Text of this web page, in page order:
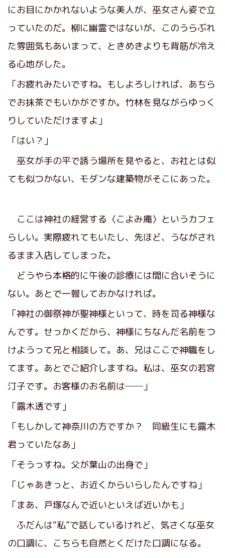
にお目にかかれないような美人が、巫女さん姿で立
っていたのだ。柳に幽霊ではないが、このうらぶれ
た雰囲気もあいまって、ときめきよりも背筋が冷え
る心地がした。
「お疲れみたいですね。もしよろしければ、あちら
でお抹茶でもいかがですか。竹林を見ながらゆっく
りしていただけますよ」
「はい？」
巫女が手の平で誘う場所を見やると、お社とは似
ても似つかない、モダンな建築物がそこにあった。
ここは神社の経営する〈こよみ庵〉というカフェ
らしい。実際疲れてもいたし、先ほど、うながされ
るまま入店してしまった。
どうやら本格的に午後の診療には間に合いそうに
ない。あとで一報しておかなければ。
「神社の御祭神が聖神様といって、時を司る神様な
んです。せっかくだから、神様にちなんだ名前をつ
けようって兄と相談して。あ、兄はここで神職をし
てます。あとでご紹介しますね。私は、巫女の若宮
汀子です。お客様のお名前は──」
「露木透です」
「もしかして神奈川の方ですか？ 同級生にも露木
君っていたなあ」
「そうっすね。父が葉山の出身で」
「じゃあきっと、お近くからいらしたんですね」
「まあ、戸塚なんで近いといえば近いかも」
ふだんは“私”で話しているけれど、気さくな巫女
の口調に、こちらも自然とくだけた口調になる。